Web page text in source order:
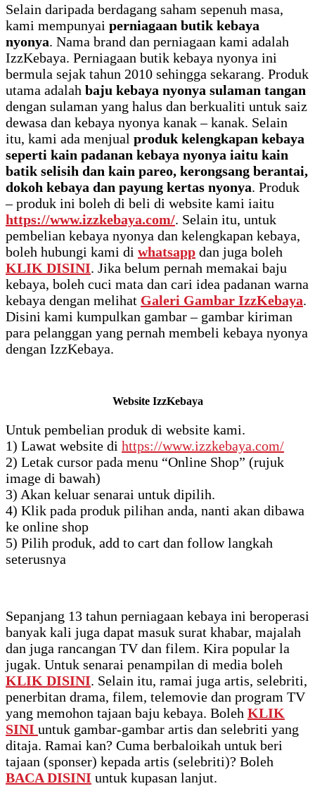
Selain daripada berdagang saham sepenuh masa,
kami mempunyai perniagaan butik kebaya
nyonya. Nama brand dan perniagaan kami adalah
IzzKebaya. Perniagaan butik kebaya nyonya ini
bermula sejak tahun 2010 sehingga sekarang. Produk
utama adalah baju kebaya nyonya sulaman tangan
dengan sulaman yang halus dan berkualiti untuk saiz
dewasa dan kebaya nyonya kanak – kanak. Selain
itu, kami ada menjual produk kelengkapan kebaya
seperti kain padanan kebaya nyonya iaitu kain
batik selisih dan kain pareo, kerongsang berantai,
dokoh kebaya dan payung kertas nyonya. Produk
– produk ini boleh di beli di website kami iaitu
https://www.izzkebaya.com/. Selain itu, untuk
pembelian kebaya nyonya dan kelengkapan kebaya,
boleh hubungi kami di whatsapp dan juga boleh
KLIK DISINI. Jika belum pernah memakai baju
kebaya, boleh cuci mata dan cari idea padanan warna
kebaya dengan melihat Galeri Gambar IzzKebaya.
Disini kami kumpulkan gambar – gambar kiriman
para pelanggan yang pernah membeli kebaya nyonya
dengan IzzKebaya.
Website IzzKebaya
Untuk pembelian produk di website kami.
1) Lawat website di https://www.izzkebaya.com/
2) Letak cursor pada menu “Online Shop” (rujuk
image di bawah)
3) Akan keluar senarai untuk dipilih.
4) Klik pada produk pilihan anda, nanti akan dibawa
ke online shop
5) Pilih produk, add to cart dan follow langkah
seterusnya
Sepanjang 13 tahun perniagaan kebaya ini beroperasi
banyak kali juga dapat masuk surat khabar, majalah
dan juga rancangan TV dan filem. Kira popular la
jugak. Untuk senarai penampilan di media boleh
KLIK DISINI. Selain itu, ramai juga artis, selebriti,
penerbitan drama, filem, telemovie dan program TV
yang memohon tajaan baju kebaya. Boleh KLIK
SINI untuk gambar-gambar artis dan selebriti yang
ditaja. Ramai kan? Cuma berbaloikah untuk beri
tajaan (sponser) kepada artis (selebriti)? Boleh
BACA DISINI untuk kupasan lanjut.